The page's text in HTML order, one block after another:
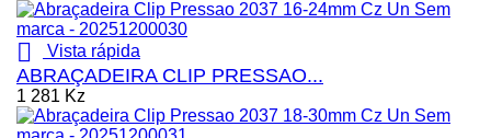
 Vista rápida
ABRAÇADEIRA CLIP PRESSAO...
1 281 Kz